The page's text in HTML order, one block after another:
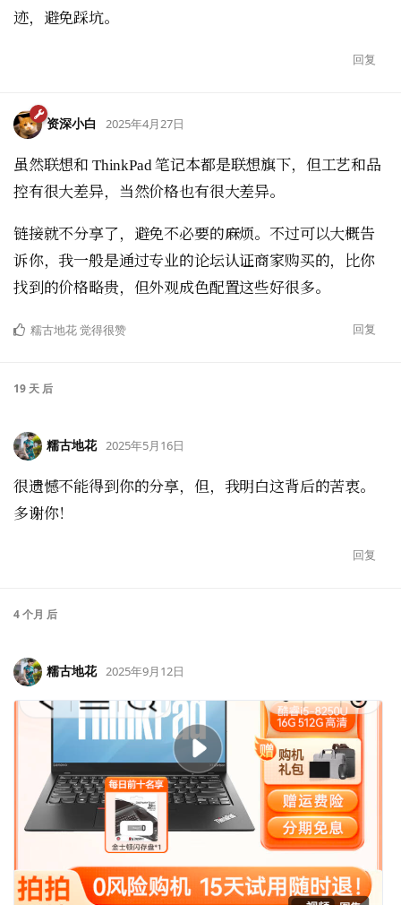
迹，避免踩坑。
回复
资深小白 2025年4月27日
虽然联想和 ThinkPad 笔记本都是联想旗下，但工艺和品
控有很大差异，当然价格也有很大差异。
链接就不分享了，避免不必要的麻烦。不过可以大概告
诉你，我一般是通过专业的论坛认证商家购买的，比你
找到的价格略贵，但外观成色配置这些好很多。
回复
糯古地花觉得很赞
19 天 后
糯古地花 2025年5月16日
很遗憾不能得到你的分享，但，我明白这背后的苦衷。
多谢你！
回复
4 个月 后
糯古地花 2025年9月12日